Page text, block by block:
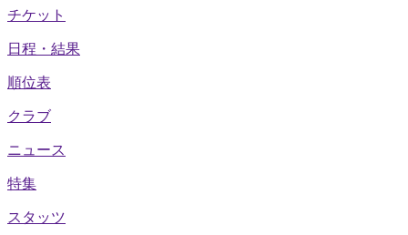
チケット
日程・結果
順位表
クラブ
ニュース
特集
スタッツ